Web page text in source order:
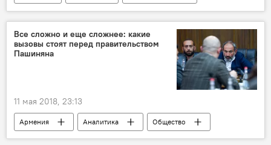
Все сложно и еще сложнее: какие
вызовы стоят перед правительством
Пашиняна
11 мая 2018, 23:13
Армения Аналитика
Общество
Политика
Пашинян Никол